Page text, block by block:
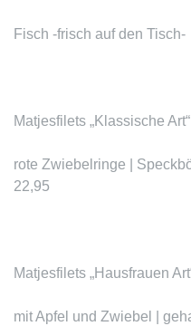
Fisch -frisch auf den Tisch-
Matjesfilets „Klassische Art“
rote Zwiebelringe |
22,95
Matjesfilets „Hausfrauen
mit Apfel und Zwiebel |